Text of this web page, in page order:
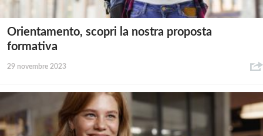
Orientamento, scopri la nostra proposta
formativa
29 novembre 2023